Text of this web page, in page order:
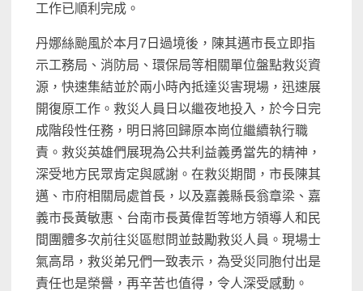
工作已順利完成。
丹娜絲颱風於本月7日過境後，陳其邁市長立即指
示工務局、消防局、環保局等相關單位盤點救災資
源，快速集結並於兩小時內抵達災害現場，迅速展
開復原工作。救災人員日以繼夜地投入，於今日完
成階段性任務，明日將回歸原本崗位繼續執行職
責。救災英雄們展現為公共利益義勇當先的精神，
深受地方民眾肯定與感謝。在救災期間，市長陳其
邁、市府相關局處首長，以及嘉義縣長翁章梁、嘉
義市長黃敏惠、台南市長黃偉哲等地方領導人和民
間團體多次前往災區慰問並鼓勵救災人員。現場士
氣高昂，救災弟兄們一致表示，為受災同胞付出是
責任也是榮譽，再辛苦也值得，令人深受感動。